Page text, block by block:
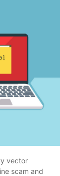
vector
scam and